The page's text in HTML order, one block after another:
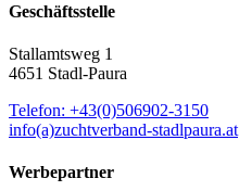
Geschäftsstelle
Stallamtsweg 1
4651 Stadl-Paura
Telefon: +43(0)506902-3150
info(a)zuchtverband-stadlpaura.at
Werbepartner